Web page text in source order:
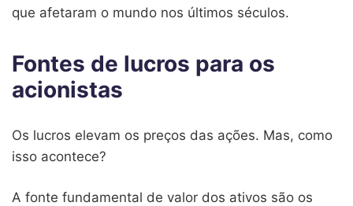
que afetaram o mundo nos últimos séculos.
Fontes de lucros para os
acionistas
Os lucros elevam os preços das ações. Mas, como
isso acontece?
A fonte fundamental de valor dos ativos são os